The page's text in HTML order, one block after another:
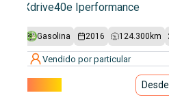
Xdrive40e Iperformance
Gasolina 2016 124.300 km
Vendido por particular
Desde